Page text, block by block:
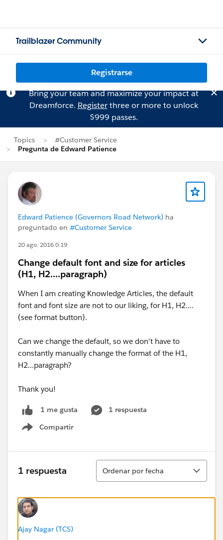
Trailblazer Community
Registrarse
Bring your team and maximize your impact at
Dreamforce. Registerthree or more to unlock
$999 passes.
Topics
#Customer Service
Pregunta de Edward Patience
Edward Patience (Governors Road Network) ha
preguntado en #Customer Service
20 ago. 2016 0:19
Change default font and size for articles
(H1, H2....paragraph)
When I am creating Knowledge Articles, the default
font and font size are not to our liking, for H1, H2....
(see format button).
Can we change the default, so we don't have to
constantly manually change the format of the H1,
H2...paragraph?
Thank you!
1 me gusta
1 respuesta
Compartir
Show menu
1 respuesta
Ordenar
Ordenar por fecha
Ajay Nagar (TCS)